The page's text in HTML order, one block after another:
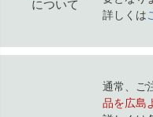
について
詳しくは
通常、ご
品を広島